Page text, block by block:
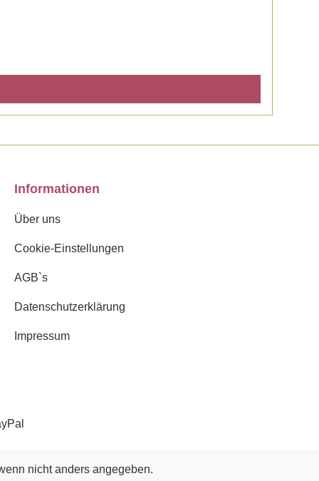
Informationen
Über uns
Cookie-Einstellungen
AGB`s
Datenschutzerklärung
Impressum
nicht anders angegeben.